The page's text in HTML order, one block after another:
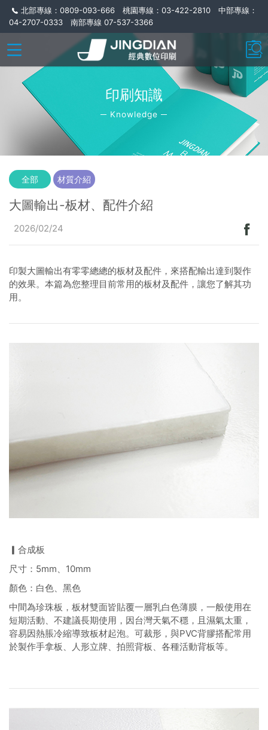
北部專線：0809-093-666 桃園專線：03-422-2810 中部專線：
04-2707-0333 南部專線 07-537-3366
印刷知識
─ Knowledge ─
全部 材質介紹
大圖輸出-板材、配件介紹
2026/02/24
印製大圖輸出有零零總總的板材及配件，來搭配輸出達到製作
的效果。本篇為您整理目前常用的板材及配件，讓您了解其功
用。
▎合成板
尺寸：5mm、10mm
顏色：白色、黑色
中間為珍珠板，板材雙面皆貼覆一層乳白色薄膜，一般使用在
短期活動、不建議長期使用，因台灣天氣不穩，且濕氣太重，
容易因熱脹冷縮導致板材起泡。可裁形，與PVC背膠搭配常用
於製作手拿板、人形立牌、拍照背板、各種活動背板等。